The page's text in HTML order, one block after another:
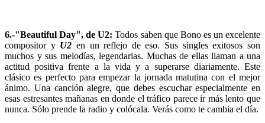
6.-"Beautiful Day", de U2:Todos saben que Bono es un excelente
compositor y U2 en un reflejo de eso. Sus singles exitosos son
muchos y sus melodías, legendarias. Muchas de ellas llaman a una
actitud positiva frente a la vida y a superarse diariamente. Este
clásico es perfecto para empezar la jornada matutina con el mejor
ánimo. Una canción alegre, que debes escuchar especialmente en
esas estresantes mañanas en donde el tráfico parece ir más lento que
nunca. Sólo prende la radio y colócala. Verás como te cambia el día.